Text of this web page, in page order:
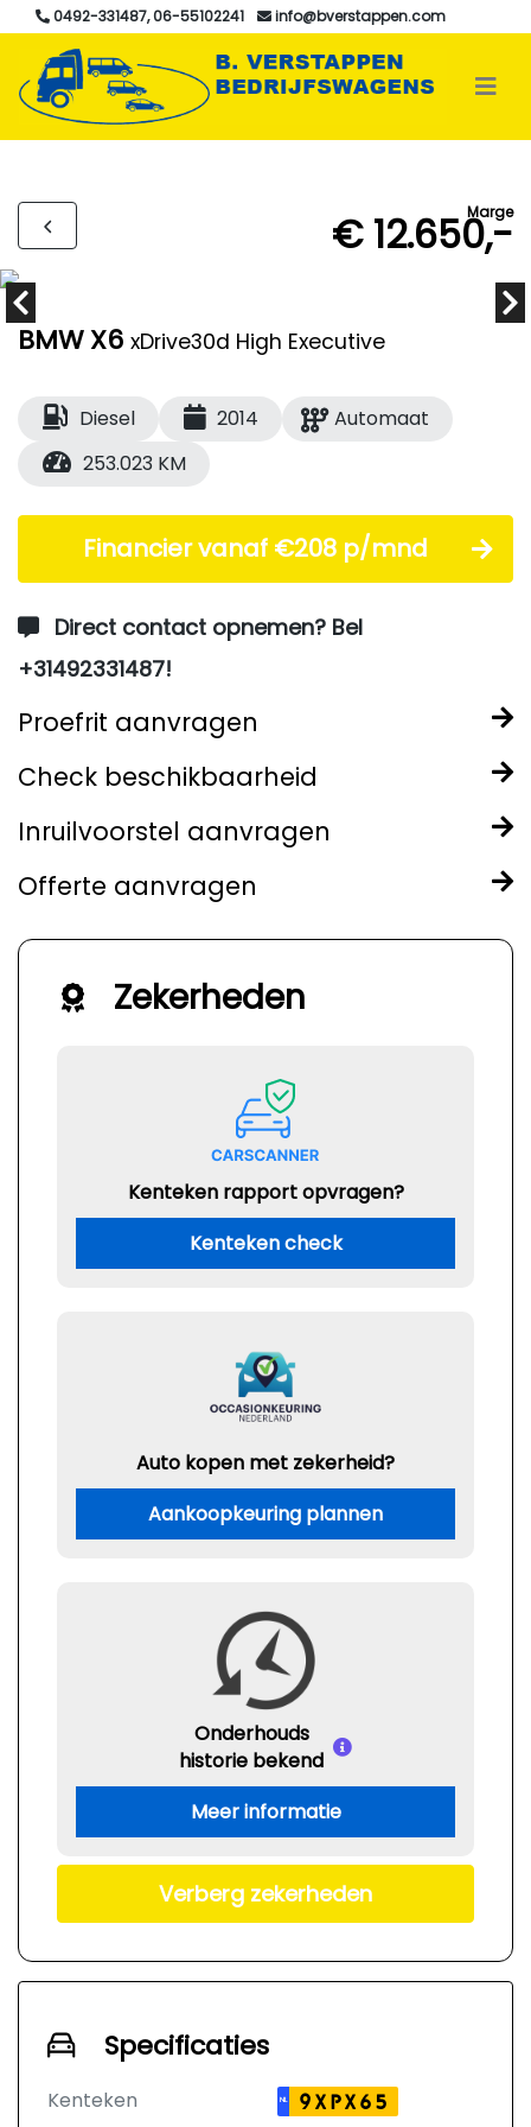
0492-331487, 06-55102241 info@bverstappen.com
Marge
€ 12.650,-
BMW X6 xDrive30d High Executive
Diesel 2014
Automaat
253.023 KM
Financier vanaf €208 p/mnd
Direct contact opnemen? Bel
+31492331487!
Proefrit aanvragen
Check beschikbaarheid
Inruilvoorstel aanvragen
Offerte aanvragen
Zekerheden
Kenteken rapport opvragen?
Kenteken check
Auto kopen met zekerheid?
Aankoopkeuring plannen
Onderhouds
historie bekend
Meer informatie
Verberg zekerheden
Specificaties
Kenteken NL 9XPX65